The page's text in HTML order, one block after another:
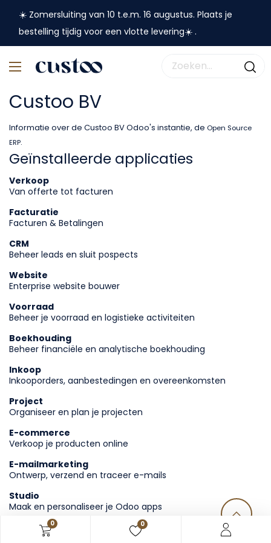
0 0
☀️ Zomersluiting van 10 t.e.m. 16 augustus. Plaats je
bestelling tijdig voor een vlotte levering☀️ .
Custoo BV
Informatie over de Custoo BV Odoo's instantie, de Open Source
ERP.
Geïnstalleerde applicaties
Verkoop
Van offerte tot facturen
Facturatie
Facturen & Betalingen
CRM
Beheer leads en sluit pospects
Website
Enterprise website bouwer
Voorraad
Beheer je voorraad en logistieke activiteiten
Boekhouding
Beheer financiële en analytische boekhouding
Inkoop
Inkooporders, aanbestedingen en overeenkomsten
Project
Organiseer en plan je projecten
E-commerce
Verkoop je producten online
E-mailmarketing
Ontwerp, verzend en traceer e-mails
Studio
Maak en personaliseer je Odoo apps
Documenten
Documentbeheer